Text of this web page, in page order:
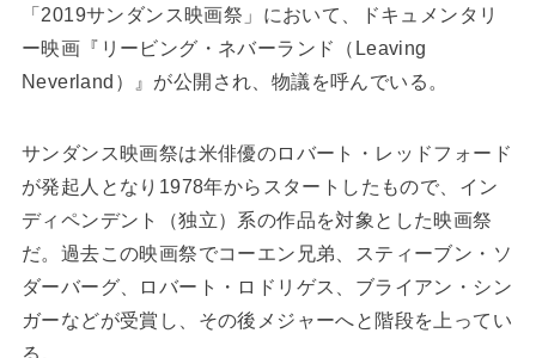
「2019サンダンス映画祭」において、ドキュメンタリ
ー映画『リービング・ネバーランド（Leaving
Neverland）』が公開され、物議を呼んでいる。
サンダンス映画祭は米俳優のロバート・レッドフォード
が発起人となり1978年からスタートしたもので、イン
ディペンデント（独立）系の作品を対象とした映画祭
だ。過去この映画祭でコーエン兄弟、スティーブン・ソ
ダーバーグ、ロバート・ロドリゲス、ブライアン・シン
ガーなどが受賞し、その後メジャーへと階段を上ってい
る。